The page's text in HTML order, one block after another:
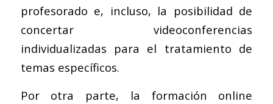
profesorado e, incluso, la posibilidad de
concertar videoconferencias
individualizadas para el tratamiento de
temas específicos.
Por otra parte, la formación online